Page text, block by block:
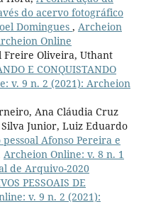
do acervo fotográfico
Domingues , Archeion
Online
Freire Oliveira, Uthant
E CONQUISTANDO
v. 9 n. 2 (2021): Archeion
Ana Cláudia Cruz
Junior, Luiz Eduardo
Afonso Pereira e
Archeion Online: v. 8 n. 1
de Arquivo-2020
PESSOAIS DE
v. 9 n. 2 (2021):